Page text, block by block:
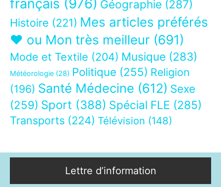
français (976) Géographie (287)
Histoire (221) Mes articles préférés
❤ ou Mon très meilleur (691)
Mode et Textile (204) Musique (283)
Météorologie (28) Politique (255) Religion
(196) Santé Médecine (612) Sexe
(259) Sport (388) Spécial FLE (285)
Transports (224) Télévision (148)
Lettre d’information